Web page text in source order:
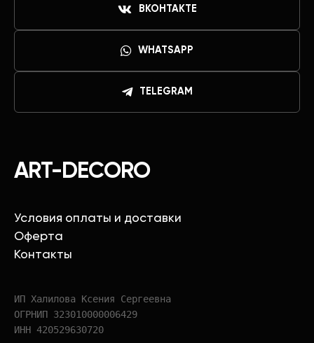
ART-DECORO
Условия оплаты и доставки
Оферта
Контакты
ИП Халилова Ксения Сергеевна
ОГРНИП 323010000006429
ИНН 420529630720
ВКОНТАКТЕ
WHATSAPP
TELEGRAM